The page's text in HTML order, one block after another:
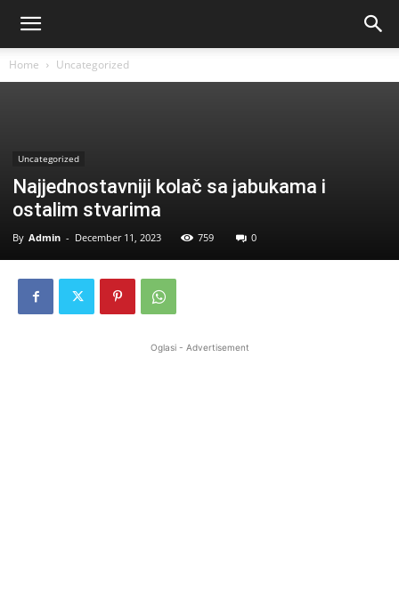
Home Uncategorized
Uncategorized
Najjednostavniji kolač sa jabukama i
ostalim stvarima
By Admin - December 11, 2023 759 0
Oglasi - Advertisement